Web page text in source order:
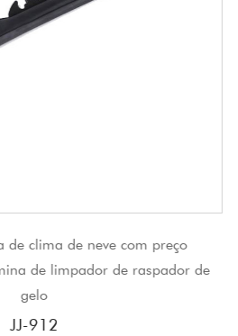
Lâmina de limpador de
para Honda